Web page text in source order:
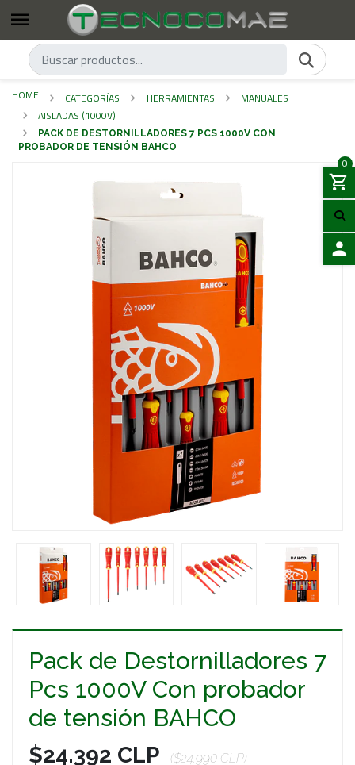
0
HOME CATEGORÍAS HERRAMIENTAS
MANUALES
AISLADAS (1000V)
PACK DE DESTORNILLADORES 7 PCS 1000V CON
PROBADOR DE TENSIÓN BAHCO
Pack de Destornilladores 7
Pcs 1000V Con probador
de tensión BAHCO
$24.392 CLP ($24.990 CLP)